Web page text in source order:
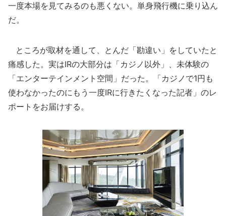
一度本場を見てみるのも悪くない。単身飛行機に乗り込ん
だ。
ところが取材を通して、とんだ「勘違い」をしていたと
痛感した。実はIRの大部分は「カジノ以外」、未体験の
「エンターテインメント空間」だった。「カジノで1円も
使わなかったのにもう一度IRに行きたくなった記者」のレ
ポートをお届けする。